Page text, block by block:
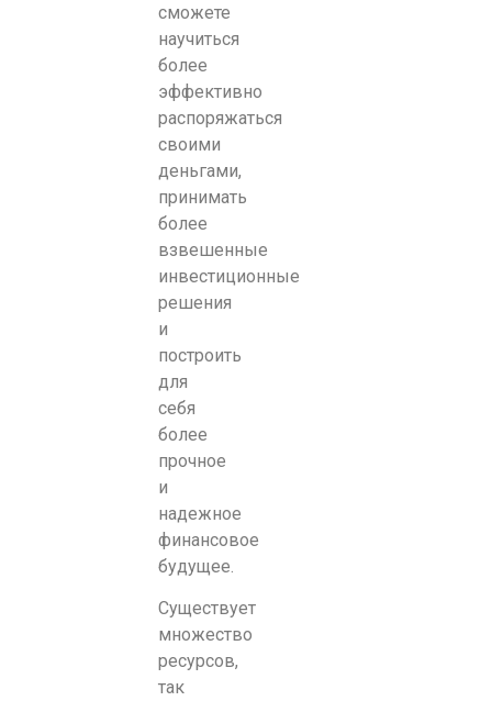
сможете
научиться
более
эффективно
распоряжаться
своими
деньгами,
принимать
более
взвешенные
инвестиционные
решения
и
построить
для
себя
более
прочное
и
надежное
финансовое
будущее.
Существует
множество
ресурсов,
так